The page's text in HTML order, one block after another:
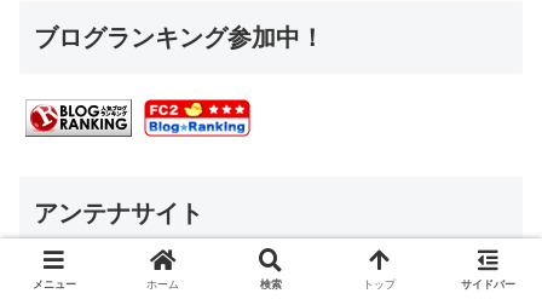
ブログランキング参加中！
アンテナサイト
2chnavi
メニュー ホーム 検索 トップ サイドバー